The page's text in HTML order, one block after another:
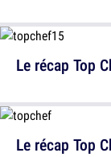
Le récap Top
Le récap Top